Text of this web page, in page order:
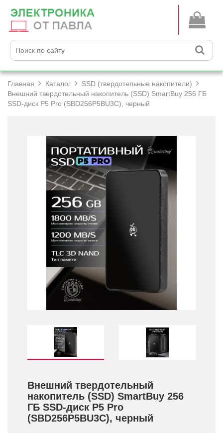
Главная Каталог
SSD (твердотельные накопители)
Внешний твердотельный накопитель (SSD) SmartBuy 256 ГБ
SSD-диск P5 Pro (SBD256P5BU3C), черный
Внешний твердотельный
накопитель (SSD) SmartBuy 256
ГБ SSD-диск P5 Pro
(SBD256P5BU3C), черный